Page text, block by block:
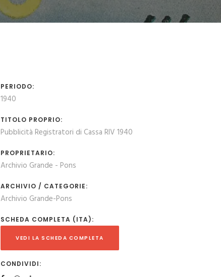
PERIODO:
1940
TITOLO PROPRIO:
Pubblicità Registratori di Cassa RIV 1940
PROPRIETARIO:
Archivio Grande - Pons
ARCHIVIO / CATEGORIE:
Archivio Grande-Pons
SCHEDA COMPLETA (ITA):
VEDI LA SCHEDA COMPLETA
CONDIVIDI: